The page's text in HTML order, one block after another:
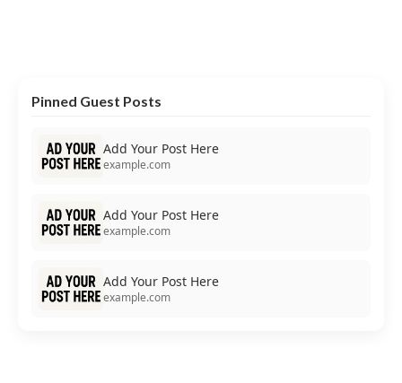
Pinned Guest Posts
Add Your Post Here
example.com
Add Your Post Here
example.com
Add Your Post Here
example.com